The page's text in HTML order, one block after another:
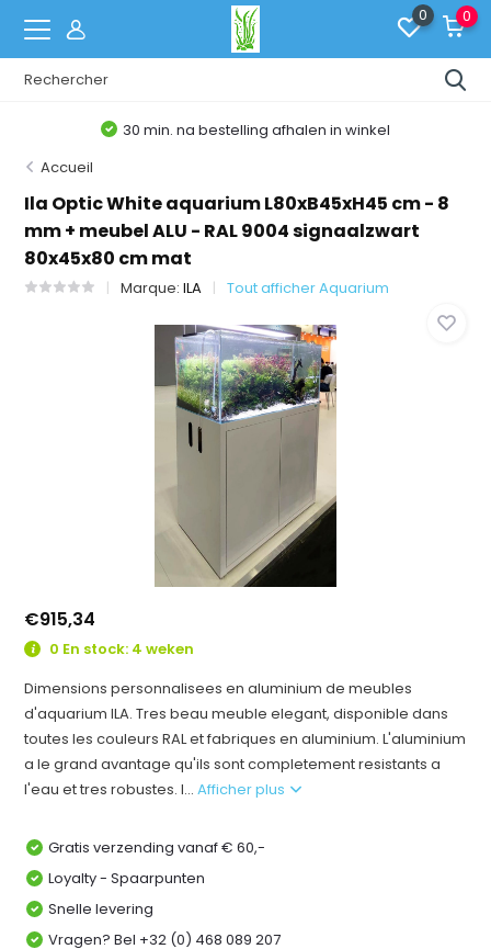
0 0
30 min. na bestelling afhalen in winkel
Accueil
Ila Optic White aquarium L80xB45xH45 cm - 8
mm + meubel ALU - RAL 9004 signaalzwart
80x45x80 cm mat
Marque:ILA Tout afficher Aquarium
€915,34
0 En stock: 4 weken
Dimensions personnalisees en aluminium de meubles
d'aquarium ILA. Tres beau meuble elegant, disponible dans
toutes les couleurs RAL et fabriques en aluminium. L'aluminium
a le grand avantage qu'ils sont completement resistants a
l'eau et tres robustes. I...Afficher plus
Gratis verzending vanaf € 60,-
Loyalty - Spaarpunten
Snelle levering
Vragen? Bel +32 (0) 468 089 207